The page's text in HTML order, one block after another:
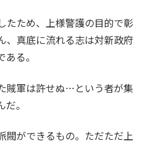
たため、上様警護の目的で彰
、真底に流れる志は対新政府
る。
賊軍は許せぬ…という者が集
。
閥ができるもの。ただただ上